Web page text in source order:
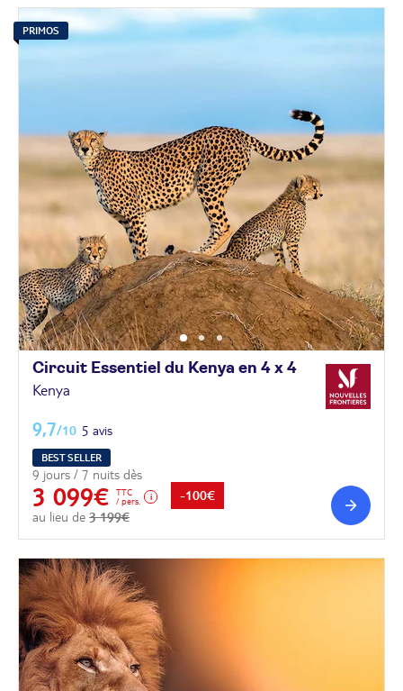
PRIMOS
Circuit Essentiel du Kenya en 4 x 4
Kenya
9,7/10 5 avis
BEST SELLER
9 jours / 7 nuits dès
3 099€
TTC
/ pers.
au lieu de 3 199€
-100€